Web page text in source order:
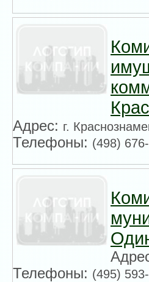
Адрес:г.
Телефоны:(498)
Телефоны:(495)